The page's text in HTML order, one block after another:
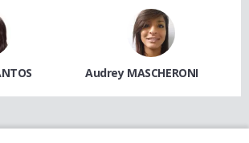
Audrey MASCHERONI